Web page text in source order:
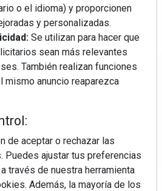
a contenidos
o el idioma) y proporcionen
y personalizadas.
Se utilizan para hacer que
sean más relevantes
También realizan funciones
mismo anuncio reaparezca
de aceptar o rechazar las
Puedes ajustar tus preferencias
través de nuestra herramienta
Además, la mayoría de los